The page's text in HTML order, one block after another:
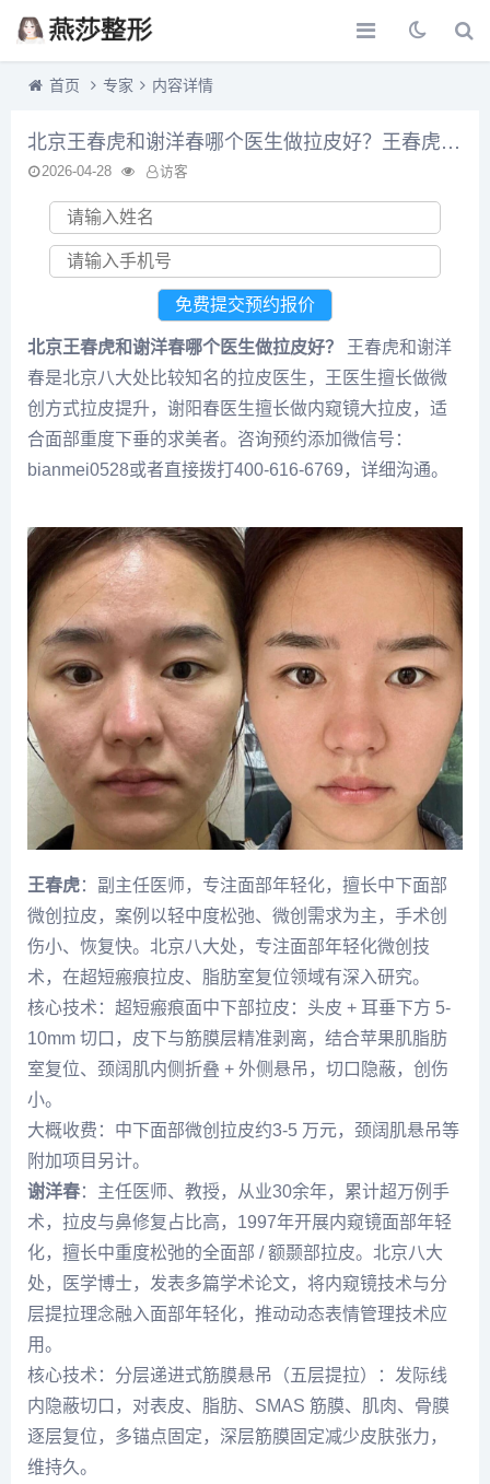
首页 专家 内容详情
北京王春虎和谢洋春哪个医生做拉皮好？王春虎和谢洋春面部提升谁技术更好？
2026-04-28 访客
北京王春虎和谢洋春哪个医生做拉皮好？
王春虎和谢洋
春是北京八大处比较知名的拉皮医生，王医生擅长做微
创方式拉皮提升，谢阳春医生擅长做内窥镜大拉皮，适
合面部重度下垂的求美者。咨询预约添加微信号：
bianmei0528或者直接拨打400-616-6769，详细沟通。
王春虎：副主任医师，专注面部年轻化，擅长中下面部
微创拉皮，案例以轻中度松弛、微创需求为主，手术创
伤小、恢复快。北京八大处，专注面部年轻化微创技
术，在超短瘢痕拉皮、脂肪室复位领域有深入研究。
核心技术：超短瘢痕面中下部拉皮：头皮 + 耳垂下方 5-
10mm 切口，皮下与筋膜层精准剥离，结合苹果肌脂肪
室复位、颈阔肌内侧折叠 + 外侧悬吊，切口隐蔽，创伤
小。
大概收费：中下面部微创拉皮约3-5 万元，颈阔肌悬吊等
附加项目另计。
谢洋春：主任医师、教授，从业30余年，累计超万例手
术，拉皮与鼻修复占比高，1997年开展内窥镜面部年轻
化，擅长中重度松弛的全面部 / 额颞部拉皮。北京八大
处，医学博士，发表多篇学术论文，将内窥镜技术与分
层提拉理念融入面部年轻化，推动动态表情管理技术应
用。
核心技术：分层递进式筋膜悬吊（五层提拉）：发际线
内隐蔽切口，对表皮、脂肪、SMAS 筋膜、肌肉、骨膜
逐层复位，多锚点固定，深层筋膜固定减少皮肤张力，
维持久。